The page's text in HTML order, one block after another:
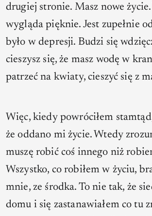
drugiej stronie. Masz nowe
wygląda pięknie. Jest zupełnie
było w depresji. Budzi się
cieszysz się, że masz wodę w
patrzeć na kwiaty, cieszyć się z
Więc, kiedy powróciłem
że oddano mi życie. Wtedy
muszę robić coś innego niż
Wszystko, co robiłem w życiu,
mnie, ze środka. To nie tak, że
domu i się zastanawiałem co tu